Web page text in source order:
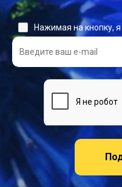
Нажимая на кнопку,